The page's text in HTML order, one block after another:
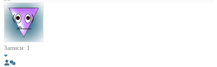
Записи: 1